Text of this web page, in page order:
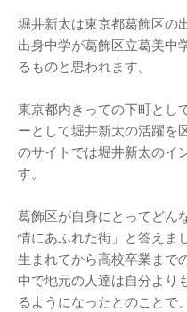
堀井新太は東京都葛飾区の
出身中学が葛飾区立葛美中
るものと思われます。
東京都内きっての下町とし
ーとして堀井新太の活躍を
のサイトでは堀井新太のイ
す。
葛飾区が自身にとってどん
情にあふれた街」と答えま
生まれてから高校卒業まで
中で地元の人達は自分より
るようになったとのことで